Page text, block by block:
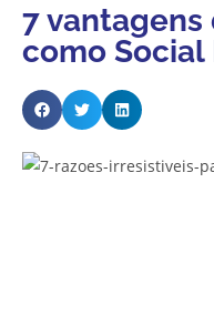
7
como Social